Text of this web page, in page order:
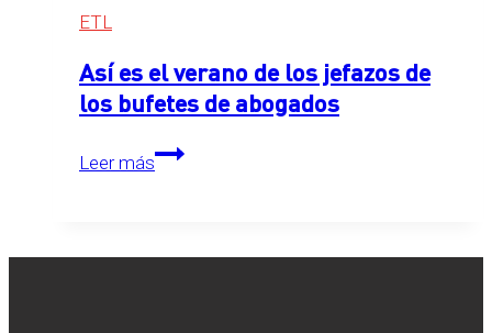
ETL
Así es el verano de los jefazos de
los bufetes de abogados
Leer más
Así
es
de